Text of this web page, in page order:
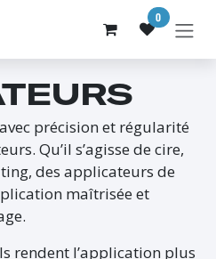
0
précision et régularité
Qu’il s’agisse de cire,
des applicateurs de
maîtrisée et
rendent l’application plus